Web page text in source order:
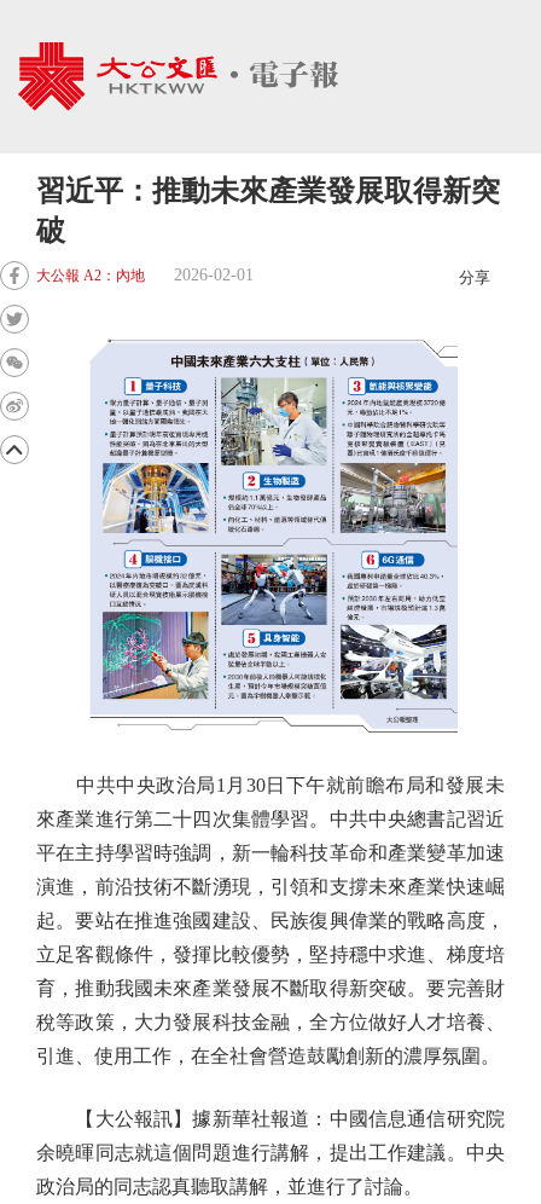
習近平：推動未來產業發展取得新突
破
大公報 A2：內地 2026-02-01 分享
中共中央政治局1月30日下午就前瞻布局和發展未
來產業進行第二十四次集體學習。中共中央總書記習近
平在主持學習時強調，新一輪科技革命和產業變革加速
演進，前沿技術不斷湧現，引領和支撐未來產業快速崛
起。要站在推進強國建設、民族復興偉業的戰略高度，
立足客觀條件，發揮比較優勢，堅持穩中求進、梯度培
育，推動我國未來產業發展不斷取得新突破。要完善財
稅等政策，大力發展科技金融，全方位做好人才培養、
引進、使用工作，在全社會營造鼓勵創新的濃厚氛圍。
【大公報訊】據新華社報道：中國信息通信研究院
余曉暉同志就這個問題進行講解，提出工作建議。中央
政治局的同志認真聽取講解，並進行了討論。